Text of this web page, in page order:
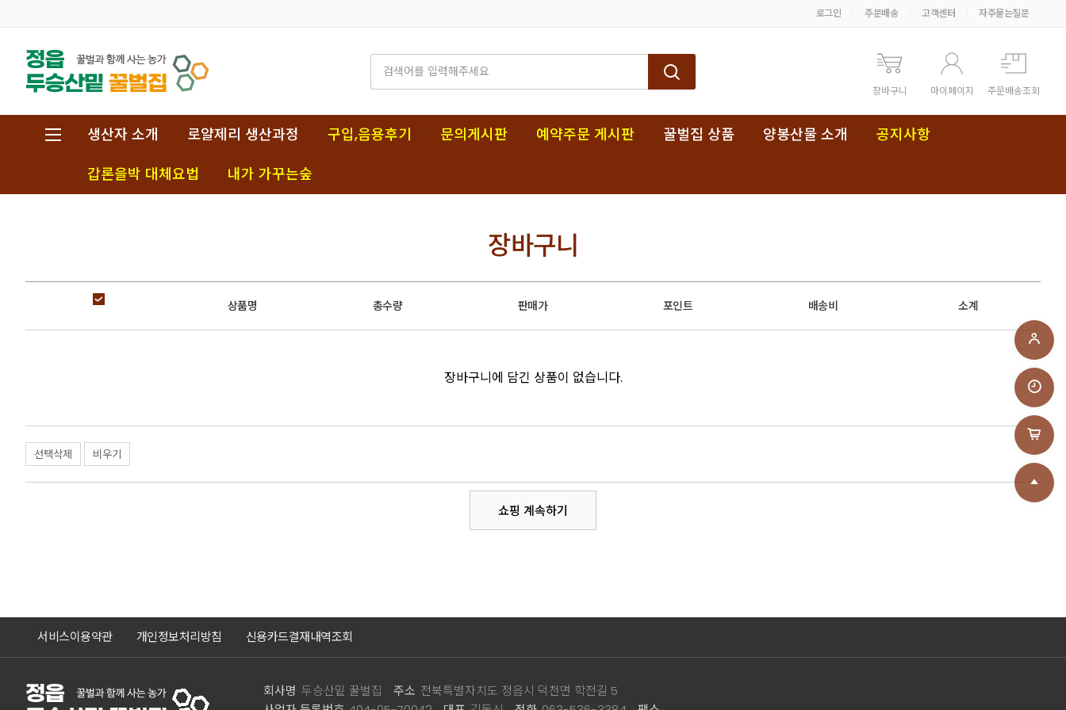
로그인 주문배송 고객센터 자주묻는질문
장바구니 마이페이지 주문배송조회
생산자 소개 로얄제리 생산과정 구입,음용후기 문의게시판 예약주문 게시판 꿀벌집 상품 양봉산물 소개
공지사항
갑론을박 대체요법
내가 가꾸는숲
장바구니
상품명 총수량 판매가 포인트 배송비 소계
장바구니에 담긴 상품이 없습니다.
선택삭제 비우기
쇼핑 계속하기
서비스이용약관 개인정보처리방침 신용카드결재내역조회
회사명 두승산밑 꿀벌집 주소 전북특별자치도 정읍시 덕천면 학전길 5